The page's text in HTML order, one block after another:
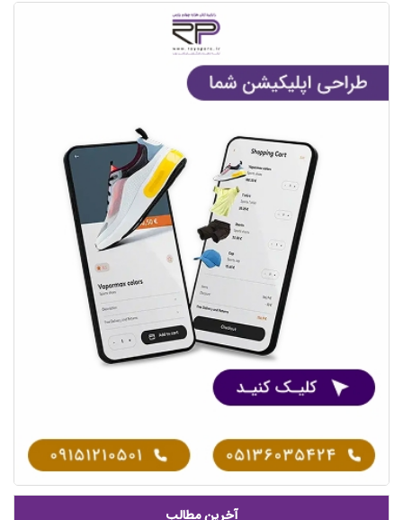
آخرین مطالب